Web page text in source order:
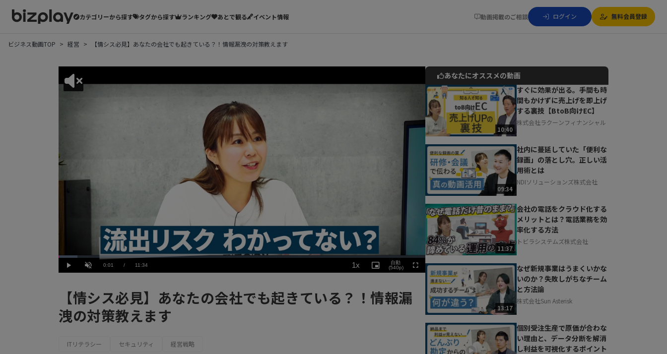
カテゴリーから探す タグから探す ランキング あとで観る イベント情報 動画掲載のご相談 ログイン 無料会員登録
ビジネス動画TOP 経営 【情シス必見】あなたの会社でも起きている？！情報漏洩の対策教えます
Play UnmuteCurrent
0:01 / Duration
11:34
Loaded:
5.19%
1x
Rate
Picture-
in-
自動
(540p)
Fullscreen
【情シス必見】あなたの会社でも起きている？！情報漏
洩の対策教えます
ITリテラシー セキュリティ 経営戦略
動画でご紹介しているサービスについて
お気軽にご相談・ご質問いただけます！
30秒でお申し込み可能
相談を希望する 無料
あなたにオススメの動画
10:40
すぐに効果が出る。手間も時
間もかけずに売上げを即上げ
する裏技【BtoB向けEC】
株式会社ラクーンフィナンシャル
09:34
社内に蔓延していた「便利な
録画」の落とし穴。正しい活
用術とは
NDIソリューションズ株式会社
11:37
会社の電話をクラウド化する
メリットとは？電話業務を効
率化する方法
トビラシステムズ株式会社
13:17
なぜ新規事業はうまくいかな
いのか？失敗しがちなチーム
と方法論
株式会社Sun Asterisk
個別受注生産で原価が合わな
い理由と、データ分断を解消
し利益を可視化するポイント